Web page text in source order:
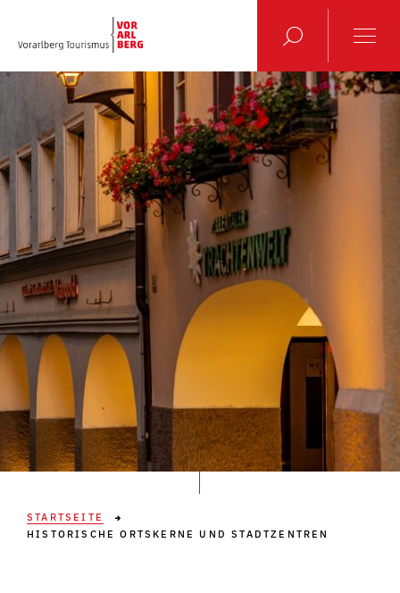
STARTSEITE
HISTORISCHE ORTSKERNE UND STADTZENTREN